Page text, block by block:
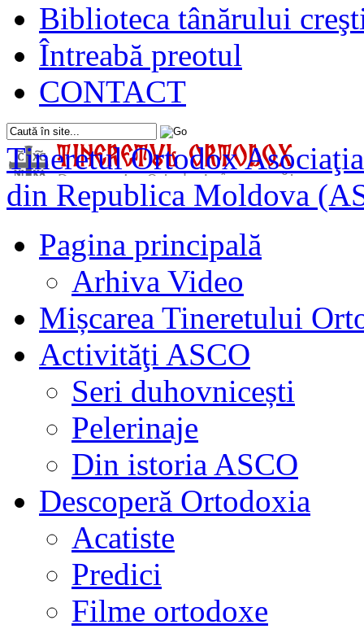
Biblioteca tânărului
Întreabă preotul
CONTACT
Tineretul Ortodox
din Republica Moldova
Pagina principală
Arhiva Video
Mișcarea Tineretului
Activităţi ASCO
Seri duhovnicești
Pelerinaje
Din istoria ASCO
Descoperă Ortodoxia
Acatiste
Predici
Filme ortodoxe